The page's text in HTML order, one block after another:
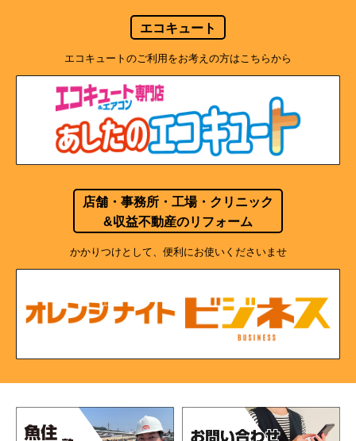
エコキュート
エコキュートのご利用をお考えの方はこちらから
店舗・事務所・工場・クリニック
&収益不動産のリフォーム
かかりつけとして、便利にお使いくださいませ